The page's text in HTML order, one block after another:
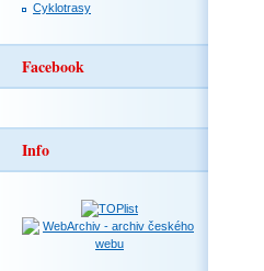
Cyklotrasy
Facebook
Info